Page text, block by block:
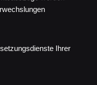
Ihrer